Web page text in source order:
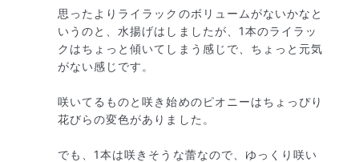
思ったよりライラックのボリュームがないかなと
いうのと、水揚げはしましたが、1本のライラッ
クはちょっと傾いてしまう感じで、ちょっと元気
がない感じです。
咲いてるものと咲き始めのピオニーはちょっぴり
花びらの変色がありました。
でも、1本は咲きそうな蕾なので、ゆっくり咲い